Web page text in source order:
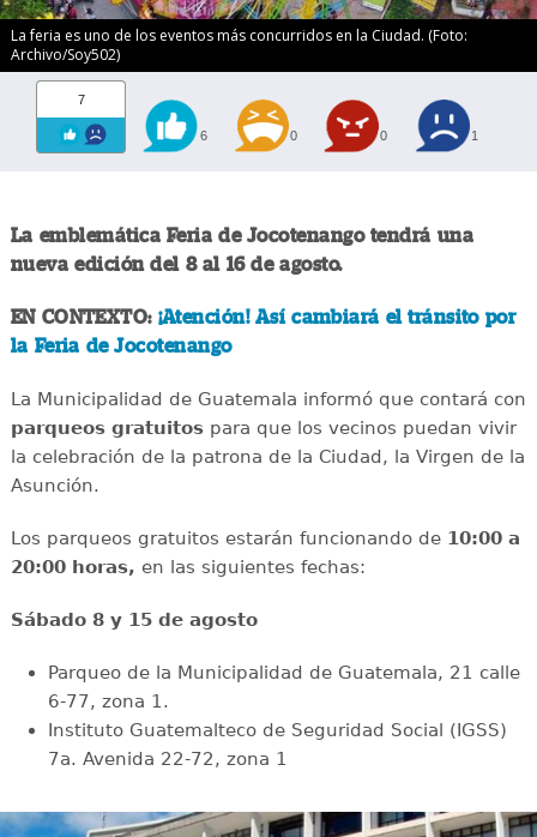
La feria es uno de los eventos más concurridos en la Ciudad. (Foto:
Archivo/Soy502)
7
6 0 0 1
La emblemática Feria de Jocotenango tendrá una
nueva edición del 8 al 16 de agosto.
EN CONTEXTO:¡Atención! Así cambiará el tránsito por
la Feria de Jocotenango
La Municipalidad de Guatemala informó que contará con
parqueos gratuitospara que los vecinos puedan vivir
la celebración de la patrona de la Ciudad, la Virgen de la
Asunción.
Los parqueos gratuitos estarán funcionando de 10:00 a
20:00 horas, en las siguientes fechas:
Sábado 8 y 15 de agosto
Parqueo de la Municipalidad de Guatemala, 21 calle
6-77, zona 1.
Instituto Guatemalteco de Seguridad Social (IGSS)
7a. Avenida 22-72, zona 1